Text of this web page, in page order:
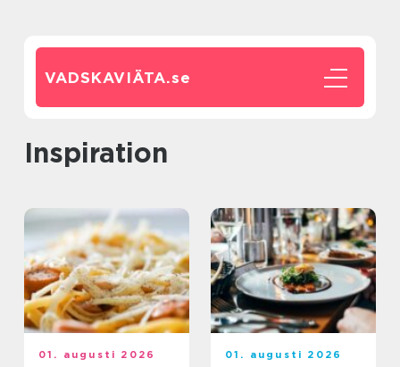
VADSKAVIÄTA.se
inspiration
01. augusti 2026 01. augusti 2026